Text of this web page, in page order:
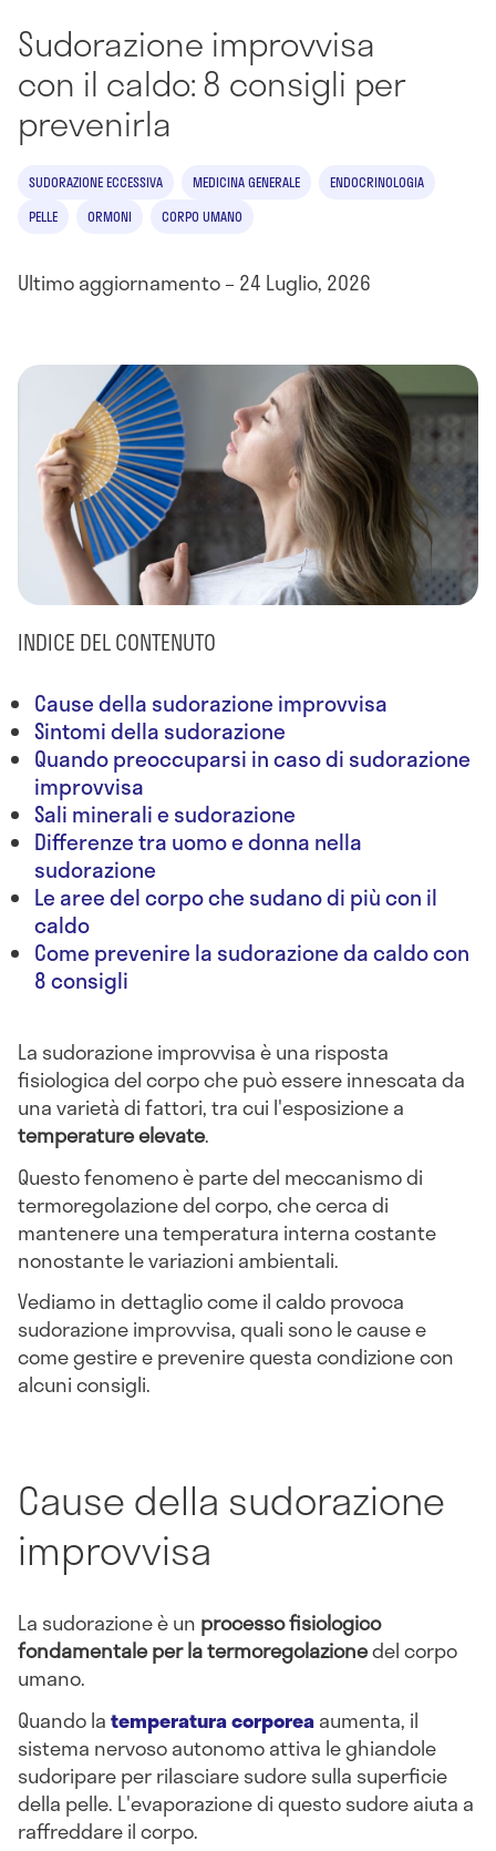
Sudorazione improvvisa
con il caldo: 8 consigli per
prevenirla
SUDORAZIONE ECCESSIVA MEDICINA GENERALE
ENDOCRINOLOGIA
PELLE
ORMONI CORPO UMANO
Ultimo aggiornamento – 24 Luglio, 2026
INDICE DEL CONTENUTO
Cause della sudorazione improvvisa
Sintomi della sudorazione
Quando preoccuparsi in caso di sudorazione
improvvisa
Sali minerali e sudorazione
Differenze tra uomo e donna nella
sudorazione
Le aree del corpo che sudano di più con il
caldo
Come prevenire la sudorazione da caldo con
8 consigli
La sudorazione improvvisa è una risposta
fisiologica del corpo che può essere innescata da
una varietà di fattori, tra cui l'esposizione a
temperature elevate.
Questo fenomeno è parte del meccanismo di
termoregolazione del corpo, che cerca di
mantenere una temperatura interna costante
nonostante le variazioni ambientali.
Vediamo in dettaglio come il caldo provoca
sudorazione improvvisa, quali sono le cause e
come gestire e prevenire questa condizione con
alcuni consigli.
Cause della sudorazione
improvvisa
La sudorazione è un processo fisiologico
fondamentale per la termoregolazionedel corpo
umano.
Quando latemperatura corporeaaumenta, il
sistema nervoso autonomo attiva le ghiandole
sudoripare per rilasciare sudore sulla superficie
della pelle. L'evaporazione di questo sudore aiuta a
raffreddare il corpo.